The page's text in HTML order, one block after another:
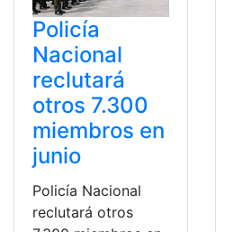
Policía
Nacional
reclutará
otros 7.300
miembros en
junio
Policía Nacional
reclutará otros